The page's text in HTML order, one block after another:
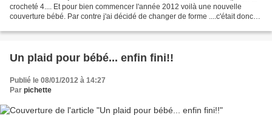
crocheté 4.... Et pour bien commencer l'année 2012 voilà une nouvelle
couverture bébé. Par contre j'ai décidé de changer de forme ....c'était donc
Un plaid pour bébé... enfin fini!!
Publié le 08/01/2012 à 14:27
Par pichette